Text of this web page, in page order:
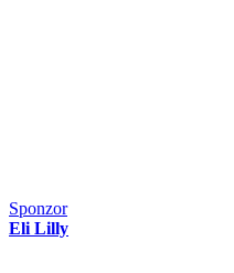
Sponzor
Eli Lilly